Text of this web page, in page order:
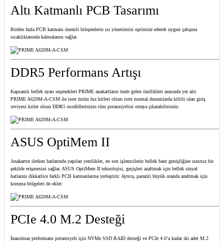
Altı Katmanlı PCB Tasarımı
Birden fazla PCB katmanı önemli bileşenlerin ısı yönetimini optimize ederek uygun çalışma
sıcaklıklarında kalmalarını sağlar.
DDR5 Performans Artışı
Kapsamlı bellek ayarı seçenekleri PRIME anakartların önde gelen özellikleri arasında yer alır.
PRIME A620M-A-CSM ile ister üstün hız kitleri olsun ister normal durumlarda kilitli olan giriş
seviyesi kitler olsun DDR5 modüllerinizin tüm potansiyelini ortaya çıkarabilirsiniz.
ASUS OptiMem II
Anakartın iletken hatlarında yapılan yenilikler, en son işlemcilerin bellek bant genişliğine sınırsız bir
şekilde erişmesini sağlar. ASUS OptiMem II teknolojisi, geçişleri azaltmak için bellek sinyal
hatlarını dikkatlice farklı PCB katmanlarına yerleştirir. Ayrıca, paraziti büyük oranda azaltmak için
koruma bölgeleri de ekler.
PCIe 4.0 M.2 Desteği
İnanılmaz performans potansiyeli için NVMe SSD RAID desteği ve PCIe 4.0’a kadar iki adet M.2